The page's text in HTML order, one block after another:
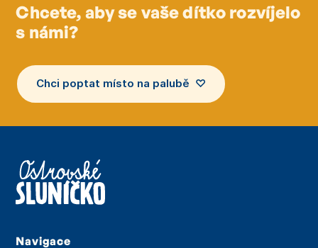
Chcete, aby se vaše dítko rozvíjelo
s námi?
Chci poptat místo na palubě ♡
Navigace